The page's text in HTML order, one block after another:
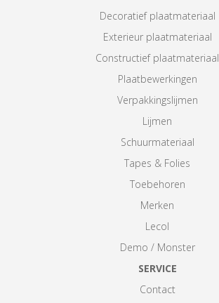
Decoratief plaatmateriaal
Exterieur plaatmateriaal
Constructief plaatmateriaal
Plaatbewerkingen
Verpakkingslijmen
Lijmen
Schuurmateriaal
Tapes & Folies
Toebehoren
Merken
Lecol
Demo / Monster
SERVICE
Contact